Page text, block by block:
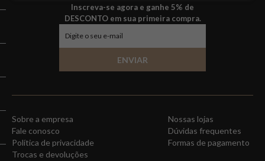
Inscreva-se agora e ganhe 5% de
DESCONTO em sua primeira compra.
ENVIAR
Sobre a empresa
Nossas lojas
Fale conosco
Dúvidas frequentes
Política de privacidade
Formas de pagamento
Trocas e devoluções